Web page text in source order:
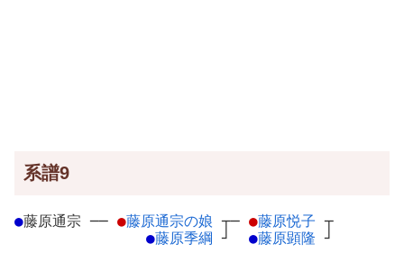
系譜9
●藤原通宗 ── ●藤原通宗の娘 ┬
●藤原季綱 ┘
─ ●藤原悦子 ┬
●藤原顕隆 ┘